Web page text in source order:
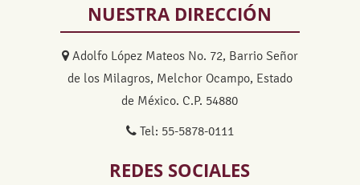
NUESTRA DIRECCIÓN
Adolfo López Mateos No. 72, Barrio Señor
de los Milagros, Melchor Ocampo, Estado
de México. C.P. 54880
Tel: 55-5878-0111
REDES SOCIALES